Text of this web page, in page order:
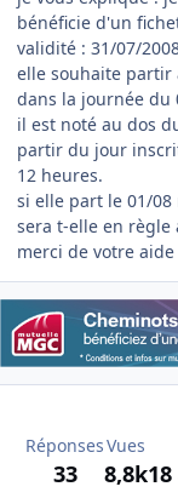
bénéficie d'un
validité : 31/07/
elle souhaite partir
dans la journée du
il est noté au dos
partir du jour
12 heures.
si elle part le 01/08
sera t-elle en règle
merci de votre aide
Réponses
33
Vues
8,8k